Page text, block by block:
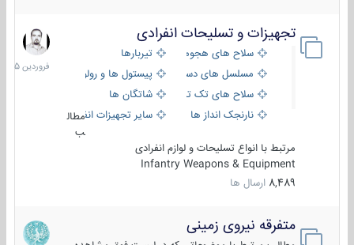
تجهیزات و تسلیحات انفرادی
سلاح های هجومی
تیربارها
مسلسل های دستی
پیستول ها و رولورها
سلاح های تک تیر اندازیشاتگان ها
نارنجک انداز ها
سایر تجهیزات انفرادی
مطال
ب
مرتبط با انواع تسلیحات و لوازم انفرادی
Infantry Weapons & Equipment
8,489 ارسال ها
17
فروردین
1405
متفرقه نیروی زمینی
27